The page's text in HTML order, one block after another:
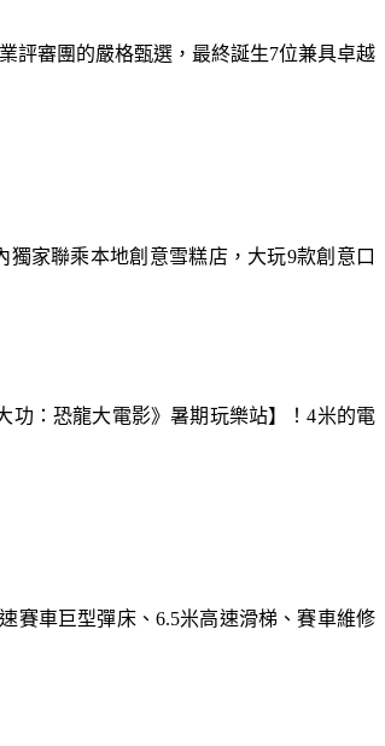
家聯乘本地創意雪糕店，大玩9款創意口
賽車巨型彈床、6.5米高速滑梯、賽車維修
評審團的嚴格甄選，最終誕生7位兼具卓越
功：恐龍大電影》暑期玩樂站】！4米的電